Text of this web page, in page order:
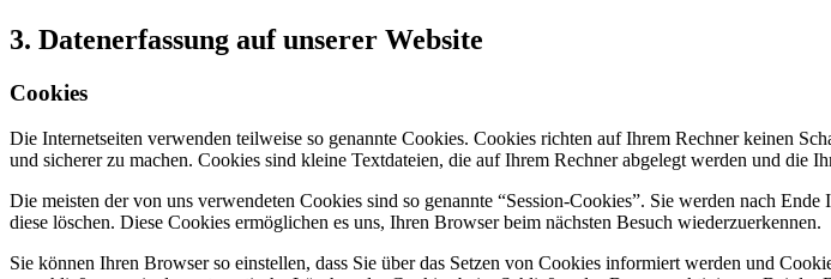
3. Datenerfassung auf unserer Website
Cookies
Die Internetseiten verwenden teilweise so genannte Cookies. Cookies richten auf Ihrem Rechner keinen
und sicherer zu machen. Cookies sind kleine Textdateien, die auf Ihrem Rechner abgelegt werden und die
Die meisten der von uns verwendeten Cookies sind so genannte “Session-Cookies”. Sie werden nach
diese löschen. Diese Cookies ermöglichen es uns, Ihren Browser beim nächsten Besuch wiederzuerkennen.
Sie können Ihren Browser so einstellen, dass Sie über das Setzen von Cookies informiert werden und